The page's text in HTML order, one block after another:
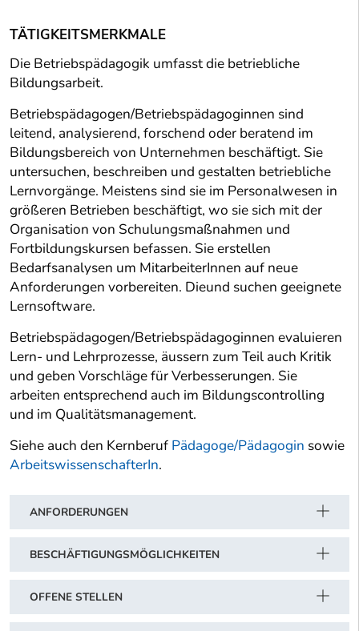
TÄTIGKEITSMERKMALE
Die Betriebspädagogik umfasst die betriebliche
Bildungsarbeit.
Betriebspädagogen/Betriebspädagoginnen sind
leitend, analysierend, forschend oder beratend im
Bildungsbereich von Unternehmen beschäftigt. Sie
untersuchen, beschreiben und gestalten betriebliche
Lernvorgänge. Meistens sind sie im Personalwesen in
größeren Betrieben beschäftigt, wo sie sich mit der
Organisation von Schulungsmaßnahmen und
Fortbildungskursen befassen. Sie erstellen
Bedarfsanalysen um MitarbeiterInnen auf neue
Anforderungen vorbereiten. Dieund suchen geeignete
Lernsoftware.
Betriebspädagogen/Betriebspädagoginnen evaluieren
Lern- und Lehrprozesse, äussern zum Teil auch Kritik
und geben Vorschläge für Verbesserungen. Sie
arbeiten entsprechend auch im Bildungscontrolling
und im Qualitätsmanagement.
Siehe auch den Kernberuf Pädagoge/Pädagogin sowie
ArbeitswissenschafterIn.
ANFORDERUNGEN
BESCHÄFTIGUNGSMÖGLICHKEITEN
OFFENE STELLEN